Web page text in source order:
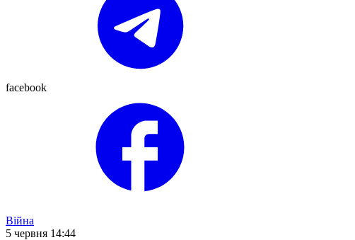
facebook
Війна
5 червня 14:44